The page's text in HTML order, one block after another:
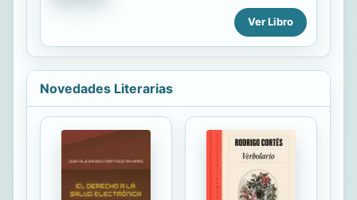
poner el foco en el atentado de
Sarajevo, en las estrategias alemanas
y...
grandes bosques y acantilados y
cuya densa neblina parece no
abajo. Aunque todo eso cambia
cuando conoce a Evan, un misterioso
y apuesto joven que siempre
aparece en los momentos y lugares
más insospechados y con el que
pronto entabla una gran amistad que
va mucho 'más allá'...
Ver Libro
Novedades Literarias